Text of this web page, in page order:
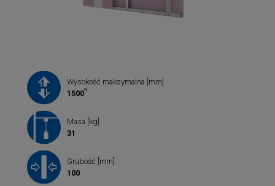
Wysokość maksymalna [mm]
1500*)
Masa [kg]
31
Grubość [mm]
100